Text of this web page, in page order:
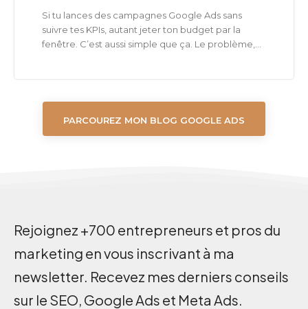
Si tu lances des campagnes Google Ads sans
suivre tes KPIs, autant jeter ton budget par la
fenêtre. C’est aussi simple que ça. Le problème,...
PARCOUREZ MON BLOG GOOGLE ADS
Rejoignez +700 entrepreneurs et pros du
marketing en vous inscrivant à ma
newsletter. Recevez mes derniers conseils
sur le SEO, Google Ads et Meta Ads.